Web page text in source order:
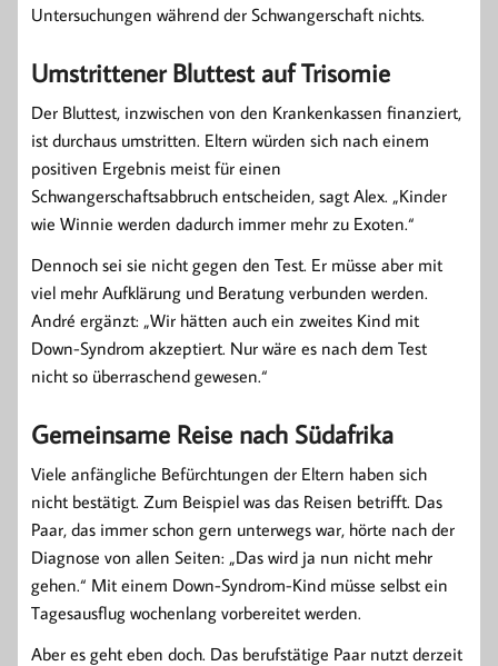
Untersuchungen während der Schwangerschaft nichts.
Umstrittener Bluttest auf Trisomie
Der Bluttest, inzwischen von den Krankenkassen finanziert,
ist durchaus umstritten. Eltern würden sich nach einem
positiven Ergebnis meist für einen
Schwangerschaftsabbruch entscheiden, sagt Alex. „Kinder
wie Winnie werden dadurch immer mehr zu Exoten.“
Dennoch sei sie nicht gegen den Test. Er müsse aber mit
viel mehr Aufklärung und Beratung verbunden werden.
André ergänzt: „Wir hätten auch ein zweites Kind mit
Down-Syndrom akzeptiert. Nur wäre es nach dem Test
nicht so überraschend gewesen.“
Gemeinsame Reise nach Südafrika
Viele anfängliche Befürchtungen der Eltern haben sich
nicht bestätigt. Zum Beispiel was das Reisen betrifft. Das
Paar, das immer schon gern unterwegs war, hörte nach der
Diagnose von allen Seiten: „Das wird ja nun nicht mehr
gehen.“ Mit einem Down-Syndrom-Kind müsse selbst ein
Tagesausflug wochenlang vorbereitet werden.
Aber es geht eben doch. Das berufstätige Paar nutzt derzeit